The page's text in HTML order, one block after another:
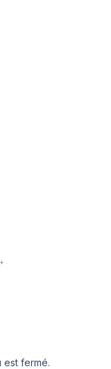
est fermé.